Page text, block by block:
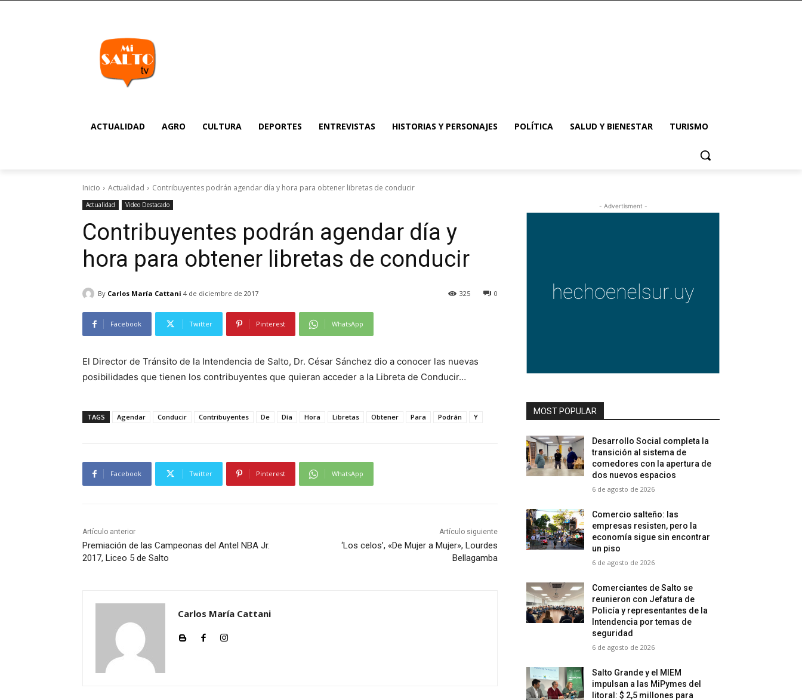
ACTUALIDAD AGRO CULTURA DEPORTES ENTREVISTAS HISTORIAS Y PERSONAJES POLÍTICA SALUD Y BIENESTAR TURISMO
Inicio Actualidad Contribuyentes podrán agendar día y hora para obtener libretas de conducir
Actualidad Video Destacado
Contribuyentes podrán agendar día y
hora para obtener libretas de conducir
By Carlos María Cattani 4 de diciembre de 2017 0
325
Facebook Twitter Pinterest WhatsApp
El Director de Tránsito de la Intendencia de Salto, Dr. César Sánchez dio a conocer las nuevas
posibilidades que tienen los contribuyentes que quieran acceder a la Libreta de Conducir…
TAGS Agendar Conducir Contribuyentes De Día Hora Libretas Obtener Para Podrán Y
Facebook Twitter Pinterest WhatsApp
Artículo anterior
Premiación de las Campeonas del Antel NBA Jr.
2017, Liceo 5 de Salto
Artículo siguiente
‘Los celos’, «De Mujer a Mujer», Lourdes
Bellagamba
Carlos María Cattani
- Advertisment -
MOST POPULAR
Desarrollo Social completa la
transición al sistema de
comedores con la apertura de
dos nuevos espacios
6 de agosto de 2026
Comercio salteño: las
empresas resisten, pero la
economía sigue sin encontrar
un piso
6 de agosto de 2026
Comerciantes de Salto se
reunieron con Jefatura de
Policía y representantes de la
Intendencia por temas de
seguridad
6 de agosto de 2026
Salto Grande y el MIEM
impulsan a las MiPymes del
litoral: $ 2,5 millones para